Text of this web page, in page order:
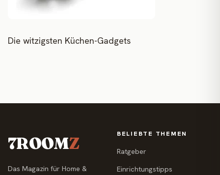
Die witzigsten Küchen-Gadgets
7ROOMZ
Das Magazin für Home &
BELIEBTE THEMEN
Ratgeber
Einrichtungstipps